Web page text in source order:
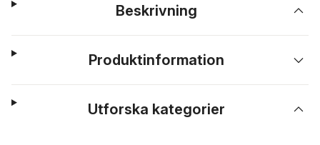
Beskrivning
Produktinformation
Utforska kategorier